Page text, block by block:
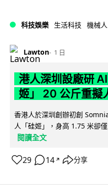
科技娛樂 生活科技 機械人
Lawton 1 日
港人深圳設廠研
姬」 20 公斤重擬
香港人於深圳創辦初創
人「硅姬」，身高 1.75 米卻
閱讀全文
29 14 ↗ 分享